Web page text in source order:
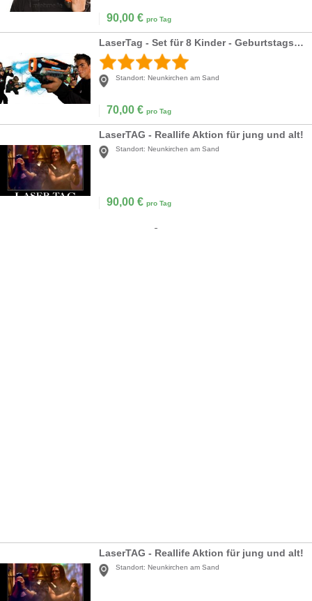
90,00 € pro Tag
LaserTag - Set für 8 Kinder - Geburtstagsidee
Standort: Neunkirchen am Sand
70,00 € pro Tag
LaserTAG - Reallife Aktion für jung und alt!
Standort: Neunkirchen am Sand
90,00 € pro Tag
LaserTAG - Reallife Aktion für jung und alt!
Standort: Neunkirchen am Sand